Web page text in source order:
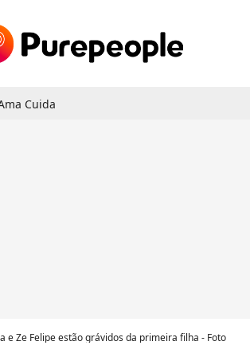
Cuida
e Ze Felipe estão grávidos da primeira filha - Foto